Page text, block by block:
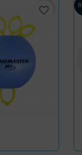
favorite_border